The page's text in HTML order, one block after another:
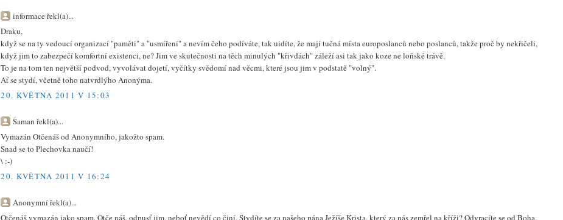
informace řekl(a)...
Draku,
když se na ty vedoucí organizací "paměti" a "usmíření" a nevím čeho podíváte, tak uidíte, že mají tučná místa europoslanců nebo poslanců, takže proč by nekřičeli,
když jim to zabezpečí komfortní existenci, ne? Jim ve skutečnosti na těch minulých "křivdách" záleží asi tak jako koze ne loňské trávě.
To je na tom ten největší podvod, vyvolávat dojetí, vyčítky svědomí nad věcmi, které jsou jim v podstatě "volný".
Ať se stydí, včetně toho natvrdlýho Anonýma.
20. KVĚTNA 2011 V 15:03
Šaman řekl(a)...
Vymazán Otčenáš od Anonymního, jakožto spam.
Snad se to Plechovka naučí!
\ :-)
20. KVĚTNA 2011 V 16:24
Anonymní řekl(a)...
Otčenáš vymazán jako spam. Otče náš, odpusť jim, neboť nevědí co činí. Stydíte se za našeho pána Ježíše Krista, který za nás zemřel na kříži? Odvracíte se od Boha,